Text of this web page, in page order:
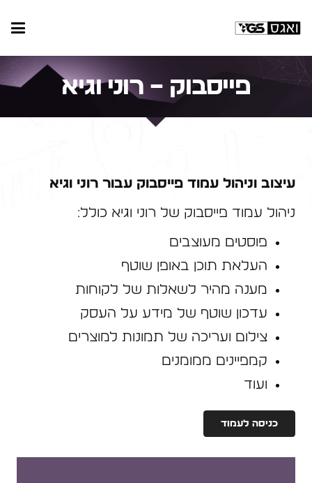
פייסבוק – רוני וגיא
עיצוב וניהול עמוד פייסבוק עבור רוני וגיא
ניהול עמוד פייסבוק של רוני וגיא כולל:
פוסטים מעוצבים
העלאת תוכן באופן שוטף
מענה מהיר לשאלות של לקוחות
עדכון שוטף של מידע על העסק
צילום ועריכה של תמונות למוצרים
קמפיינים ממומנים
ועוד
כניסה לעמוד